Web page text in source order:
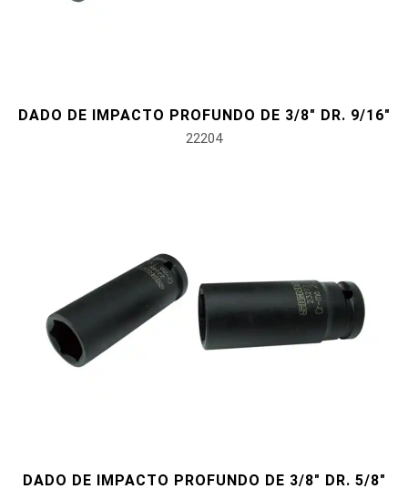
DADO DE IMPACTO PROFUNDO DE 3/8" DR. 9/16"
22204
DADO DE IMPACTO PROFUNDO DE 3/8" DR. 5/8"